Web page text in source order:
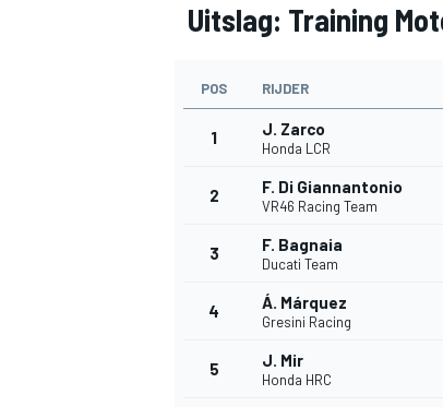
Uitslag: Training
POS RIJDER
1 J. Zarco
Honda LCR
2 F. Di Giannantonio
VR46 Racing Team
3 F. Bagnaia
Ducati Team
4 Á. Márquez
Gresini Racing
5 J. Mir
Honda HRC